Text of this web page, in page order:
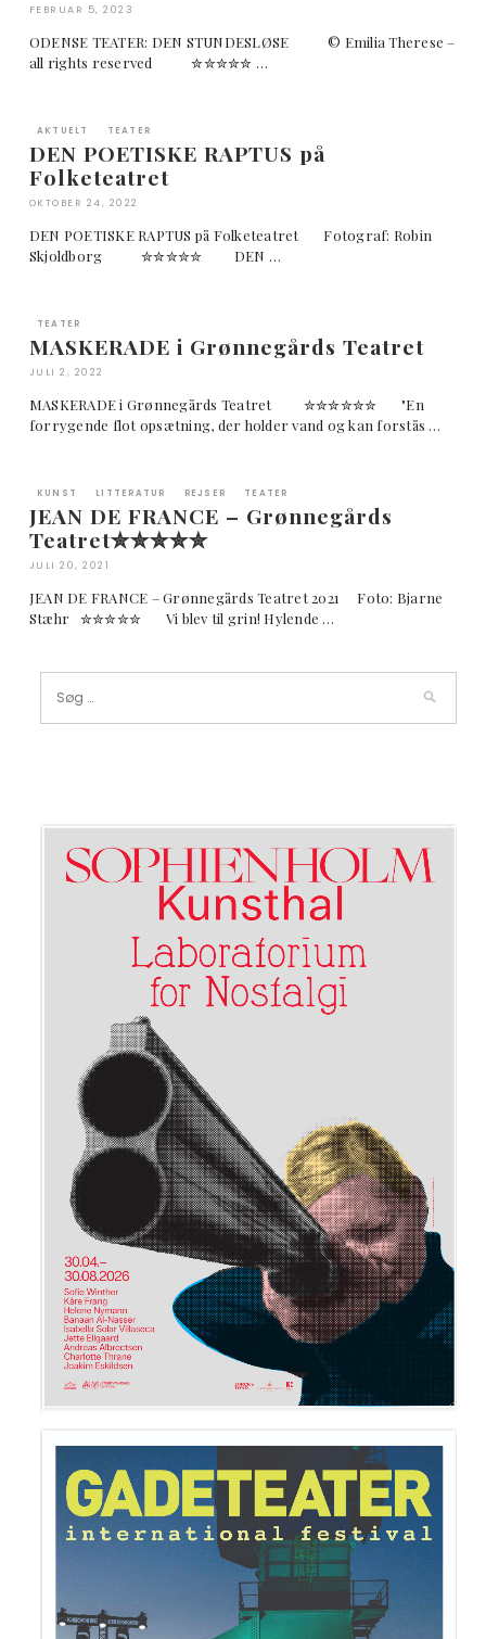
FEBRUAR 5, 2023
ODENSE TEATER: DEN STUNDESLØSE © Emilia Therese –
all rights reserved ✮✮✮✮✮ …
AKTUELT TEATER
DEN POETISKE RAPTUS på
Folketeatret
OKTOBER 24, 2022
DEN POETISKE RAPTUS på Folketeatret Fotograf: Robin
Skjoldborg ✮✮✮✮✮ DEN …
TEATER
MASKERADE i Grønnegårds Teatret
JULI 2, 2022
MASKERADE i Grønnegårds Teatret ✮✮✮✮✮✮ "En
forrygende flot opsætning, der holder vand og kan forstås …
KUNST LITTERATUR REJSER TEATER
JEAN DE FRANCE – Grønnegårds
Teatret✮✮✮✮✮
JULI 20, 2021
JEAN DE FRANCE – Grønnegårds Teatret 2021 Foto: Bjarne
Stæhr ✮✮✮✮✮ Vi blev til grin! Hylende …